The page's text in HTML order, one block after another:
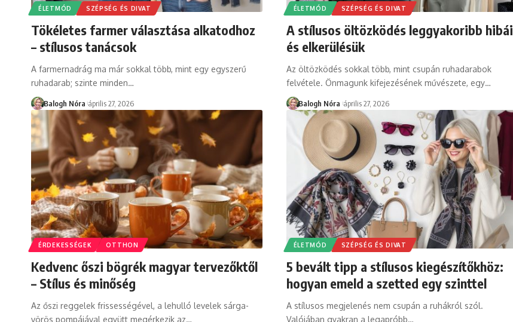
ÉLETMÓD SZÉPSÉG ÉS DIVAT
Tökéletes farmer választása alkatodhoz
– stílusos tanácsok
A farmernadrág ma már sokkal több, mint egy egyszerű
ruhadarab; szinte minden…
Balogh Nóra április 27, 2026
ÉLETMÓD SZÉPSÉG ÉS DIVAT
A stílusos öltözködés leggyakoribb hibái
és elkerülésük
Az öltözködés sokkal több, mint csupán ruhadarabok
felvétele. Önmagunk kifejezésének művészete, egy…
Balogh Nóra április 27, 2026
ÉRDEKESSÉGEK OTTHON
Kedvenc őszi bögrék magyar tervezőktől
– Stílus és minőség
Az őszi reggelek frissességével, a lehulló levelek sárga-
vörös pompájával együtt megérkezik az…
ÉLETMÓD SZÉPSÉG ÉS DIVAT
5 bevált tipp a stílusos kiegészítőkhöz:
hogyan emeld a szetted egy szinttel
A stílusos megjelenés nem csupán a ruhákról szól.
Valójában gyakran a legapróbb…